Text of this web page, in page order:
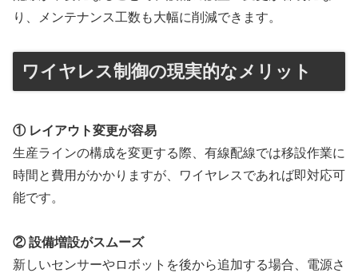
り、メンテナンス工数も大幅に削減できます。
ワイヤレス制御の現実的なメリット
① レイアウト変更が容易
生産ラインの構成を変更する際、有線配線では移設作業に
時間と費用がかかりますが、ワイヤレスであれば即対応可
能です。
② 設備増設がスムーズ
新しいセンサーやロボットを後から追加する場合、電源さ